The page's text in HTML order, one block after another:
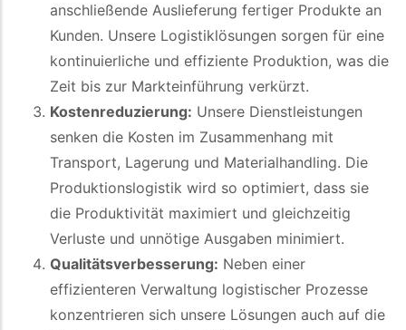
anschließende Auslieferung fertiger Produkte an
Kunden. Unsere Logistiklösungen sorgen für eine
kontinuierliche und effiziente Produktion, was die
Zeit bis zur Markteinführung verkürzt.
Kostenreduzierung: Unsere Dienstleistungen
senken die Kosten im Zusammenhang mit
Transport, Lagerung und Materialhandling. Die
Produktionslogistik wird so optimiert, dass sie
die Produktivität maximiert und gleichzeitig
Verluste und unnötige Ausgaben minimiert.
Qualitätsverbesserung: Neben einer
effizienteren Verwaltung logistischer Prozesse
konzentrieren sich unsere Lösungen auch auf die